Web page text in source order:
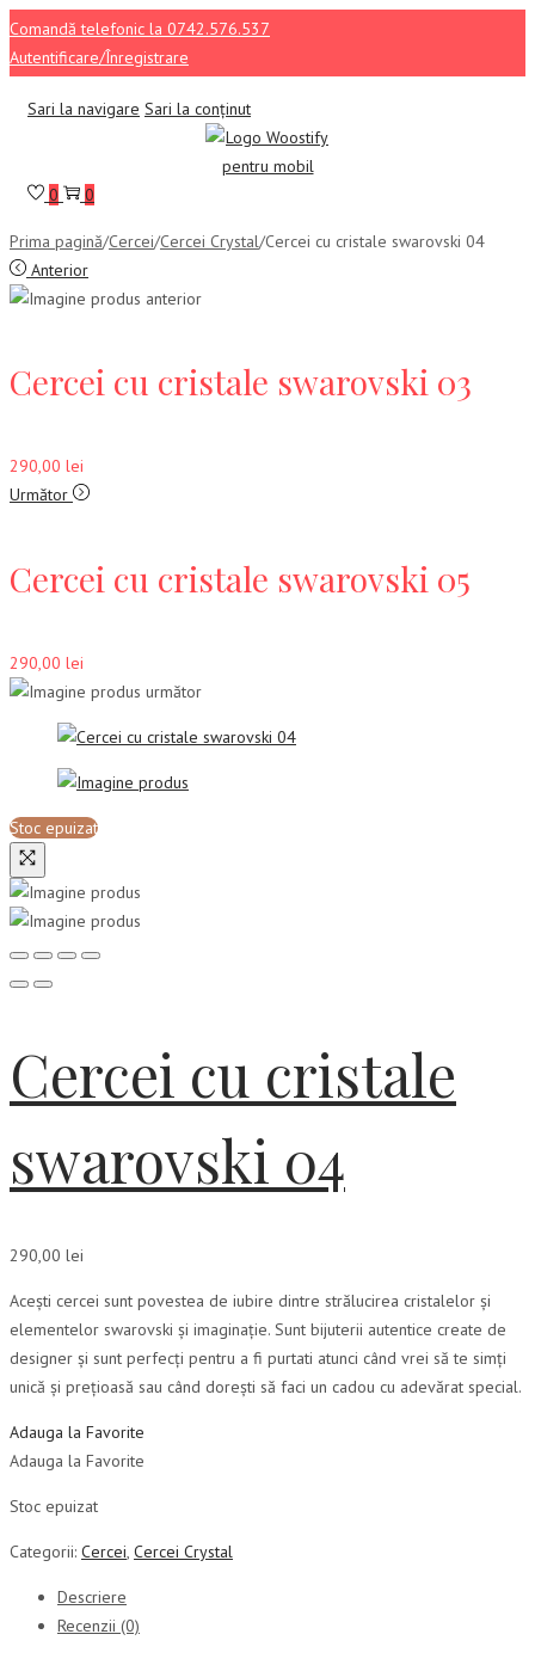
Comandă telefonic la 0742.576.537
Autentificare/Înregistrare
Sari la navigare Sari la conținut
0 0
Prima pagină/Cercei/Cercei Crystal/Cercei cu cristale swarovski 04
Anterior
Cercei cu cristale swarovski 03
290,00 lei
Următor
Cercei cu cristale swarovski 05
290,00 lei
Stoc epuizat
Cercei cu cristale
swarovski 04
290,00 lei
Acești cercei sunt povestea de iubire dintre strălucirea cristalelor și
elementelor swarovski și imaginație. Sunt bijuterii autentice create de
designer și sunt perfecți pentru a fi purtati atunci când vrei să te simți
unică și prețioasă sau când dorești să faci un cadou cu adevărat special.
Adauga la Favorite
Adauga la Favorite
Stoc epuizat
Categorii: Cercei, Cercei Crystal
Descriere
Recenzii (0)